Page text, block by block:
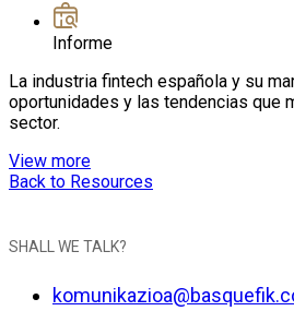
Informe
La industria fintech española y su
oportunidades y las tendencias que
sector.
View more
Back to Resources
SHALL WE TALK?